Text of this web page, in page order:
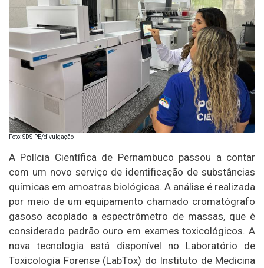
Foto: SDS-PE/divulgação
A Polícia Científica de Pernambuco passou a contar
com um novo serviço de identificação de substâncias
químicas em amostras biológicas. A análise é realizada
por meio de um equipamento chamado cromatógrafo
gasoso acoplado a espectrômetro de massas, que é
considerado padrão ouro em exames toxicológicos. A
nova tecnologia está disponível no Laboratório de
Toxicologia Forense (LabTox) do Instituto de Medicina